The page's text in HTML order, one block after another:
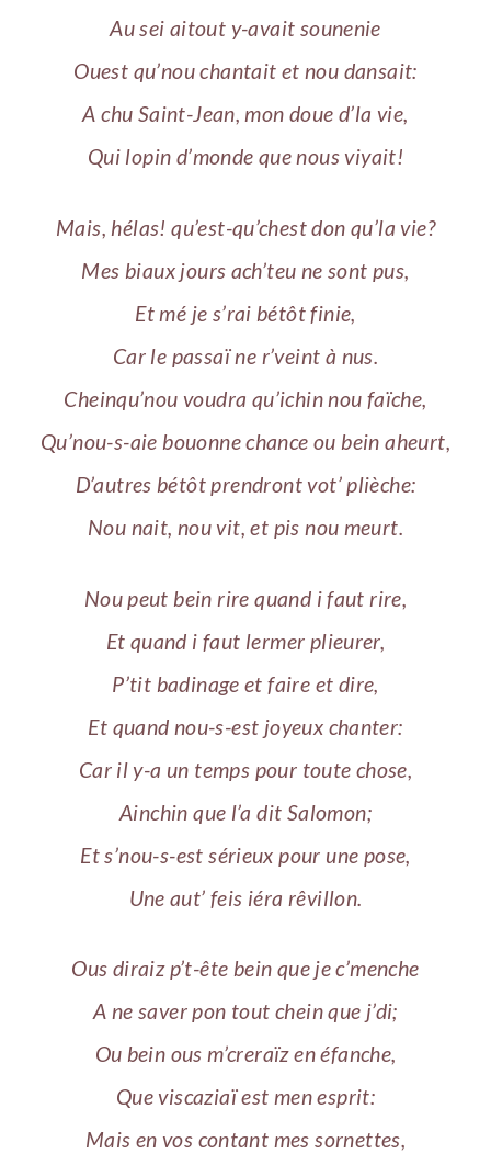
Au sei aitout y-avait sounenie
Ouest qu’nou chantait et nou dansait:
A chu Saint-Jean, mon doue d’la vie,
Qui lopin d’monde que nous viyait!
Mais, hélas! qu’est-qu’chest don qu’la vie?
Mes biaux jours ach’teu ne sont pus,
Et mé je s’rai bétôt finie,
Car le passaï ne r’veint à nus.
Cheinqu’nou voudra qu’ichin nou faïche,
Qu’nou-s-aie bouonne chance ou bein aheurt,
D’autres bétôt prendront vot’ plièche:
Nou nait, nou vit, et pis nou meurt.
Nou peut bein rire quand i faut rire,
Et quand i faut lermer plieurer,
P’tit badinage et faire et dire,
Et quand nou-s-est joyeux chanter:
Car il y-a un temps pour toute chose,
Ainchin que l’a dit Salomon;
Et s’nou-s-est sérieux pour une pose,
Une aut’ feis iéra rêvillon.
Ous diraiz p’t-ête bein que je c’menche
A ne saver pon tout chein que j’di;
Ou bein ous m’creraïz en éfanche,
Que viscaziaï est men esprit:
Mais en vos contant mes sornettes,